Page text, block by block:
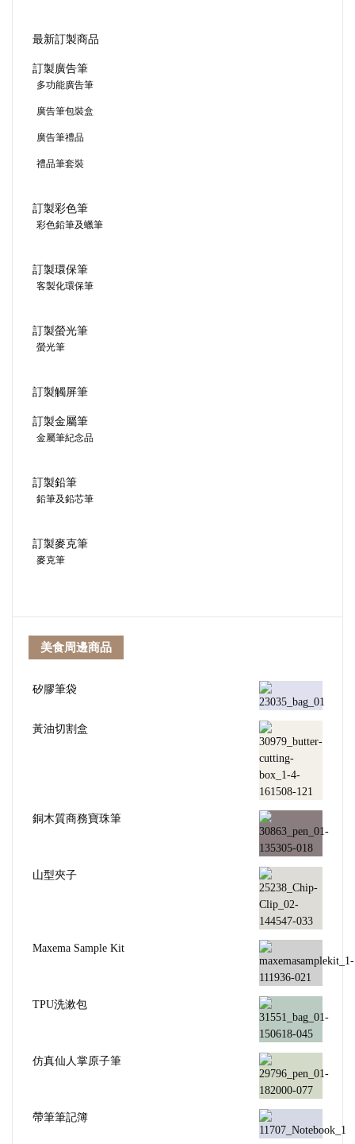
最新訂製商品
訂製廣告筆
多功能廣告筆
廣告筆包裝盒
廣告筆禮品
禮品筆套裝
訂製彩色筆
彩色鉛筆及蠟筆
訂製環保筆
客製化環保筆
訂製螢光筆
螢光筆
訂製觸屏筆
訂製金屬筆
金屬筆紀念品
訂製鉛筆
鉛筆及鉛芯筆
訂製麥克筆
麥克筆
美食周邊商品
矽膠筆袋
黃油切割盒
銅木質商務寶珠筆
山型夾子
Maxema Sample Kit
TPU洗漱包
仿真仙人掌原子筆
帶筆筆記簿